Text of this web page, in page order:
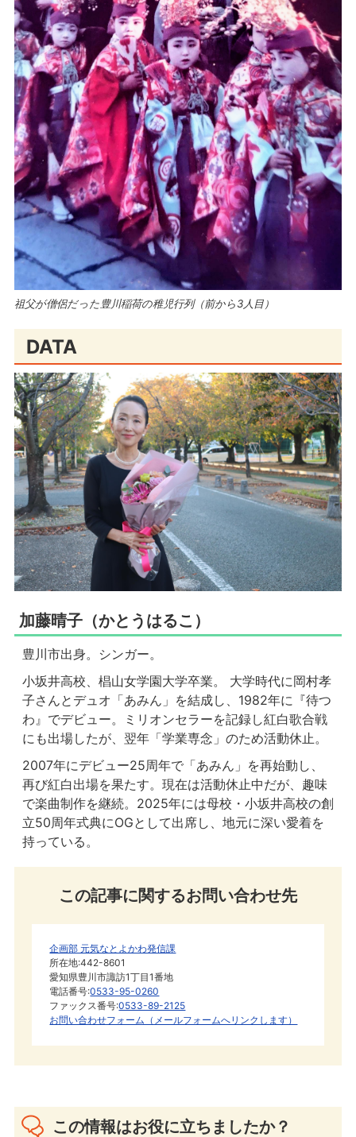
祖父が僧侶だった豊川稲荷の稚児行列（前から3人目）
DATA
加藤晴子（かとうはるこ）
豊川市出身。シンガー。
小坂井高校、椙山女学園大学卒業。 大学時代に岡村孝
子さんとデュオ「あみん」を結成し、1982年に『待つ
わ』でデビュー。ミリオンセラーを記録し紅白歌合戦
にも出場したが、翌年「学業専念」のため活動休止。
2007年にデビュー25周年で「あみん」を再始動し、
再び紅白出場を果たす。現在は活動休止中だが、趣味
で楽曲制作を継続。2025年には母校・小坂井高校の創
立50周年式典にOGとして出席し、地元に深い愛着を
持っている。
この記事に関するお問い合わせ先
企画部 元気なとよかわ発信課
所在地:442-8601
愛知県豊川市諏訪1丁目1番地
電話番号:0533-95-0260
ファックス番号:0533-89-2125
お問い合わせフォーム（メールフォームへリンクします）
この情報はお役に立ちましたか？